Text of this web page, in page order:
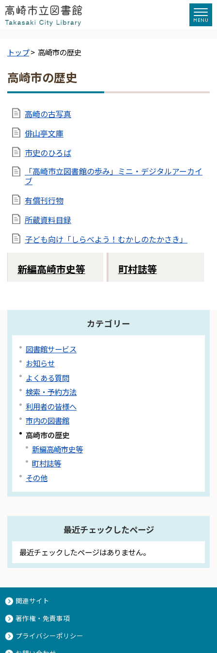
トップ> 高崎市の歴史
高崎市の歴史
高崎の古写真
俳山亭文庫
市史のひろば
「高崎市立図書館の歩み」ミニ・デジタルアーカイ
ブ
有償刊行物
所蔵資料目録
子ども向け「しらべよう！むかしのたかさき」
新編高崎市史等 町村誌等
カテゴリー
図書館サービス
お知らせ
よくある質問
検索・予約方法
利用者の皆様へ
市内の図書館
高崎市の歴史
新編高崎市史等
町村誌等
その他
最近チェックしたページ
最近チェックしたページはありません。
関連サイト
著作権・免責事項
プライバシーポリシー